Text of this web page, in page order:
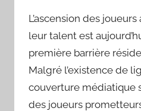
L’ascension des
leur talent est
première barrière
Malgré l’existence de
couverture médiatique
des joueurs